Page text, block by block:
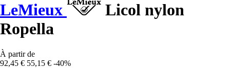
LeMieux
Licol nylon
Ropella
À partir de
92,45 € 55,15 € -40%